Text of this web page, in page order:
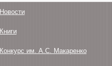
Новости
Книги
Конкурс им. А.С. Макаренко